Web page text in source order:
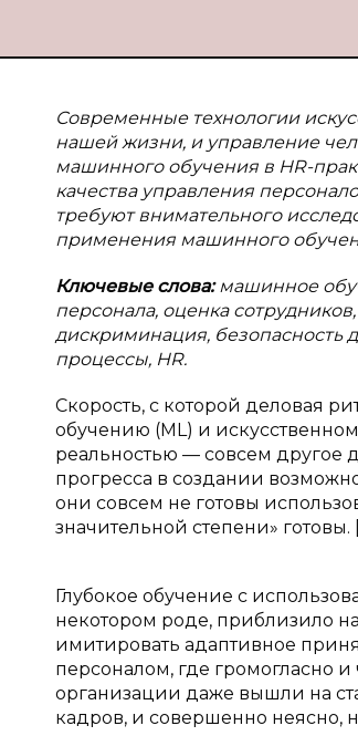
Современные технологии
нашей жизни, и управление
машинного обучения в HR-
качества управления
требуют внимательного
применения машинного
Ключевые слова:машинное
персонала, оценка
дискриминация, безопасность
процессы, HR.
Скорость, с которой деловая
обучению (ML) и
реальностью — совсем другое
прогресса в создании
они совсем не готовы
значительной степени» готовы.
Глубокое обучение с
некотором роде, приблизило
имитировать адаптивное
персоналом, где громогласно
организации даже вышли на
кадров, и совершенно неясно,